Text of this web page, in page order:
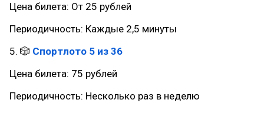
Цена билета: От 25 рублей
Периодичность: Каждые 2,5 минуты
5. 🎲 Спортлото 5 из 36
Цена билета: 75 рублей
Периодичность: Несколько раз в неделю